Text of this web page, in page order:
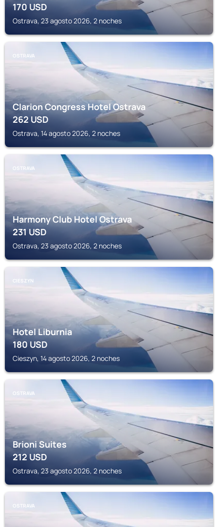
170USD
Ostrava, 23 agosto 2026, 2 noches
OSTRAVA
Clarion Congress Hotel Ostrava
262USD
Ostrava, 14 agosto 2026, 2 noches
OSTRAVA
Harmony Club Hotel Ostrava
231USD
Ostrava, 23 agosto 2026, 2 noches
CIESZYN
Hotel Liburnia
180USD
Cieszyn, 14 agosto 2026, 2 noches
OSTRAVA
Brioni Suites
212USD
Ostrava, 23 agosto 2026, 2 noches
OSTRAVA